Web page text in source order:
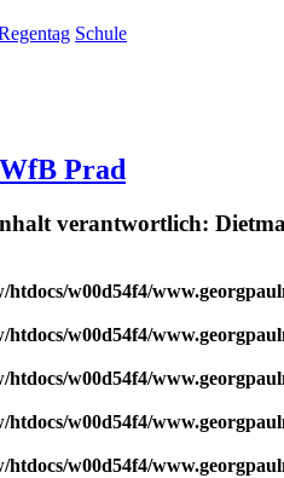
Schule
Prad
verantwortlich:
htdocs/w00d54f4/
htdocs/w00d54f4/
htdocs/w00d54f4/
htdocs/w00d54f4/
htdocs/w00d54f4/